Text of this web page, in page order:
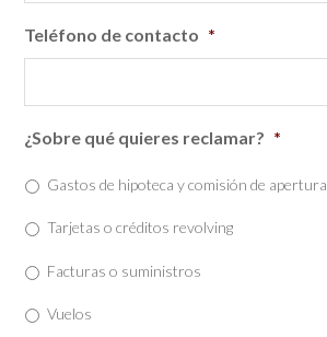
Teléfono de contacto *
¿Sobre qué quieres reclamar? *
Gastos de hipoteca y comisión de apertura
Tarjetas o créditos revolving
Facturas o suministros
Vuelos